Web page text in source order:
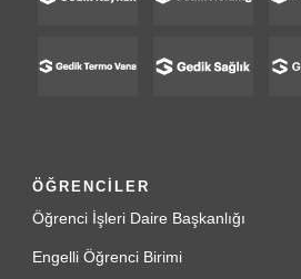
ÖĞRENCİLER
Öğrenci İşleri Daire Başkanlığı
Engelli Öğrenci Birimi